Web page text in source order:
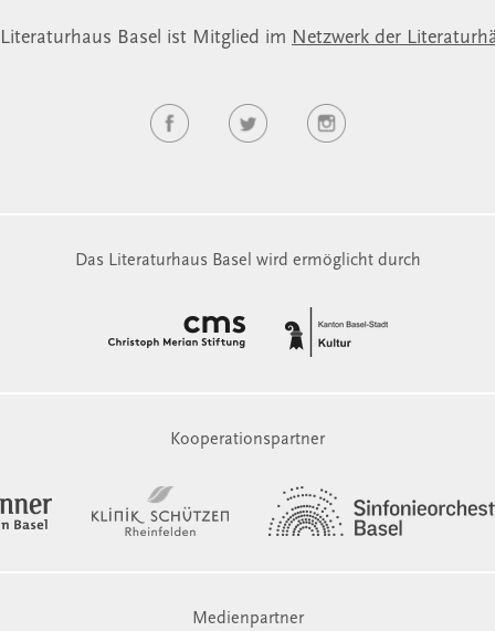
Basel ist Mitglied im Netzwerk der
Das Literaturhaus Basel wird ermöglicht durch
Kooperationspartner
Medienpartner